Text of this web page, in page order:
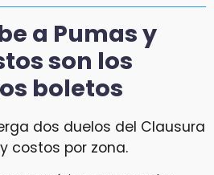
a Pumas y
son los
boletos
dos duelos del Clausura
costos por zona.